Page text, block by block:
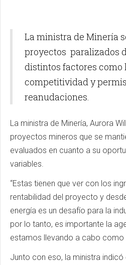
La ministra de Minería
proyectos paralizados
distintos factores como
competitividad y
reanudaciones.
La ministra de Minería, Aurora
proyectos mineros que se
evaluados en cuanto a su
variables.
“Estas tienen que ver con los
rentabilidad del proyecto y
energía es un desafío para la
por lo tanto, es importante la
estamos llevando a cabo como
Junto con eso, la ministra